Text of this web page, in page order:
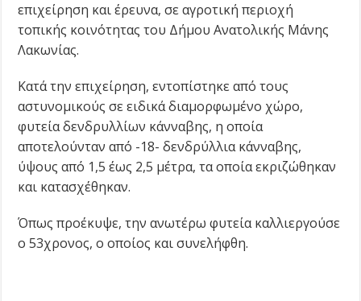
επιχείρηση και έρευνα, σε αγροτική περιοχή
τοπικής κοινότητας του Δήμου Ανατολικής Μάνης
Λακωνίας.
Κατά την επιχείρηση, εντοπίστηκε από τους
αστυνομικούς σε ειδικά διαμορφωμένο χώρο,
φυτεία δενδρυλλίων κάνναβης, η οποία
αποτελούνταν από -18- δενδρύλλια κάνναβης,
ύψους από 1,5 έως 2,5 μέτρα, τα οποία εκριζώθηκαν
και κατασχέθηκαν.
Όπως προέκυψε, την ανωτέρω φυτεία καλλιεργούσε
ο 53χρονος, ο οποίος και συνελήφθη.